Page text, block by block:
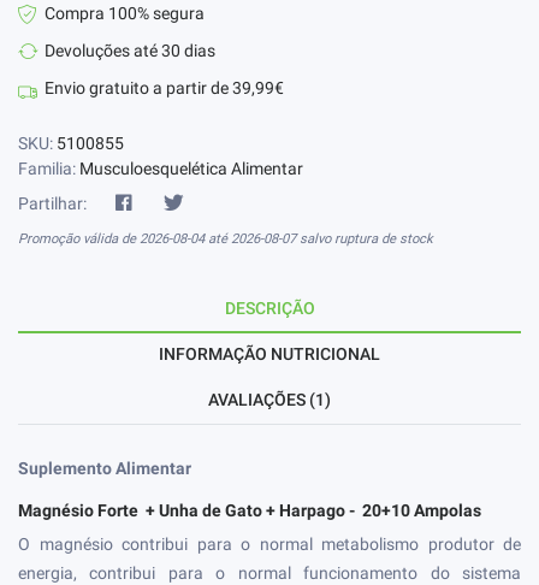
Compra 100% segura
Devoluções até 30 dias
Envio gratuito a partir de 39,99€
SKU: 5100855
Familia: Musculoesquelética Alimentar
Partilhar:
Promoção válida de 2026-08-04 até 2026-08-07 salvo ruptura de stock
DESCRIÇÃO
INFORMAÇÃO NUTRICIONAL
AVALIAÇÕES (1)
Suplemento Alimentar
Magnésio Forte + Unha de Gato + Harpago - 20+10Ampolas
O magnésio contribui para o normal metabolismo produtor de
energia, contribui para o normal funcionamento do sistema